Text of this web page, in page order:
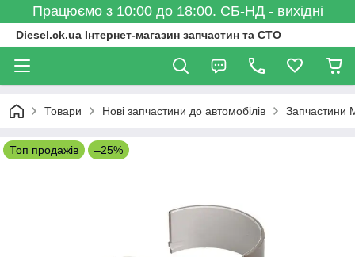
Працюємо з 10:00 до 18:00. СБ-НД - вихідні
Diesel.ck.ua Інтернет-магазин запчастин та СТО
Товари Нові запчастини до автомобілів Запчастини
Топ продажів –25%